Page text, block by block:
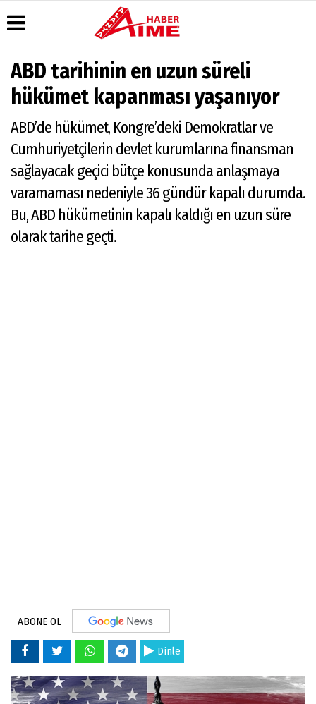
Üye Paneli
Haber
Arşivi
Arşivi
Günün
Haberleri
Durumu
Manşetleri
Anketler
Biyografiler
Yazarları
Video
Galeri
Foto
Galeri
TV
Gazipaşa
Canlı Uçak
Seyir
Takip
Künye
ABD tarihinin en uzun süreli
hükümet kapanması yaşanıyor
ABD’de hükümet, Kongre’deki Demokratlar ve
Cumhuriyetçilerin devlet kurumlarına finansman
sağlayacak geçici bütçe konusunda anlaşmaya
varamaması nedeniyle 36 gündür kapalı durumda.
Bu, ABD hükümetinin kapalı kaldığı en uzun süre
olarak tarihe geçti.
ABONE OL
Dinle